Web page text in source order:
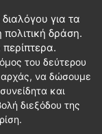
για τα
δράση.
του δεύτερου
αρχάς, να δώσουμε
και
διεξόδου της